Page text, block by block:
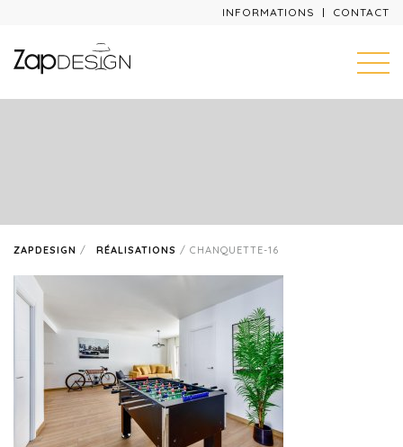
INFORMATIONS CONTACT
ZAPDESIGN / RÉALISATIONS / CHANQUETTE-16